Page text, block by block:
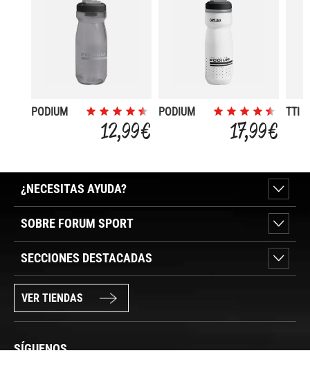
PODIUM
12,99 €
PODIUM
17,99 €
TTI
¿NECESITAS AYUDA?
SOBRE FORUM SPORT
SECCIONES DESTACADAS
VER TIENDAS
SÍGUENOS